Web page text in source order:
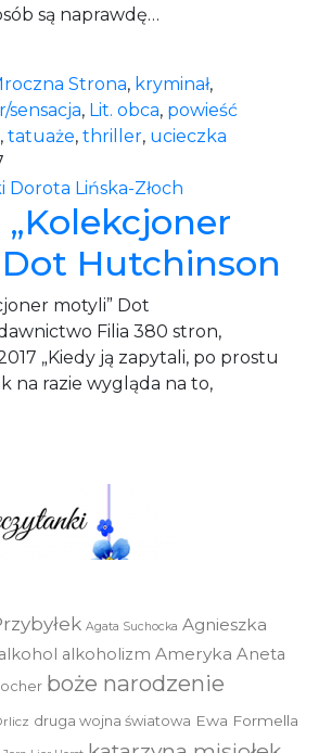
są naprawdę…
Strona, kryminał,
sensacja, Lit. obca, powieść
, tatuaże, thriller, ucieczka
Lińska-Złoch
„Kolekcjoner
Hutchinson
motyli” Dot
Filia 380 stron,
„Kiedy ją zapytali, po prostu
na razie wygląda na to,
Agata Suchocka Agnieszka
alkohol alkoholizm Ameryka Aneta
boże narodzenie
druga wojna światowa Ewa Formella